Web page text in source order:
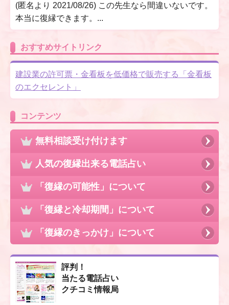
(匿名より 2021/08/26) この先生なら間違いないです。
本当に復縁できます。...
おすすめサイトリンク
建設業の許可票・金看板を低価格で販売する「金看板
のエクセレント」
コンテンツ
無料相談受け付けます
人気の復縁出来る電話占い
「復縁の可能性」について
「復縁と冷却期間」について
「復縁のきっかけ」について
評判！
当たる電話占い
クチコミ情報局